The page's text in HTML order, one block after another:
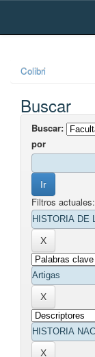
Skip
Colibri
Buscar
Buscar:
por
Filtros actuales: